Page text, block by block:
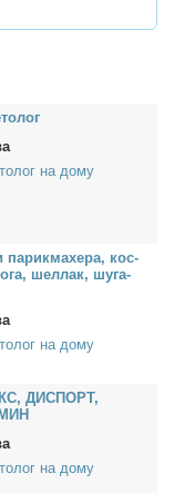
на дому
па­рик­махе­ра, кос­
шел­лак, шу­га­
на дому
ДИСПОРТ,
на дому